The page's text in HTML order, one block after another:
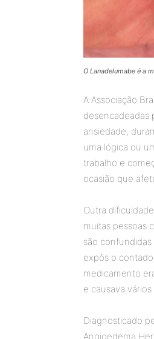
O Lanadelumabe é a
A Associação
desencadeadas
ansiedade,
uma lógica ou
trabalho e
ocasião que
Outra
muitas pessoas
são
expôs o
medicamento
e causava vários
Diagnosticado
Angioedema